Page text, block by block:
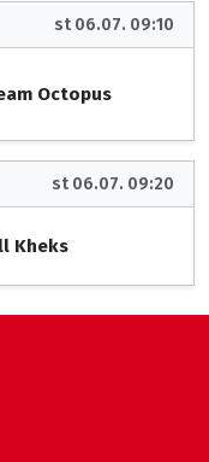
st 06.07. 09:10
Octopus
st 06.07. 09:20
Kheks